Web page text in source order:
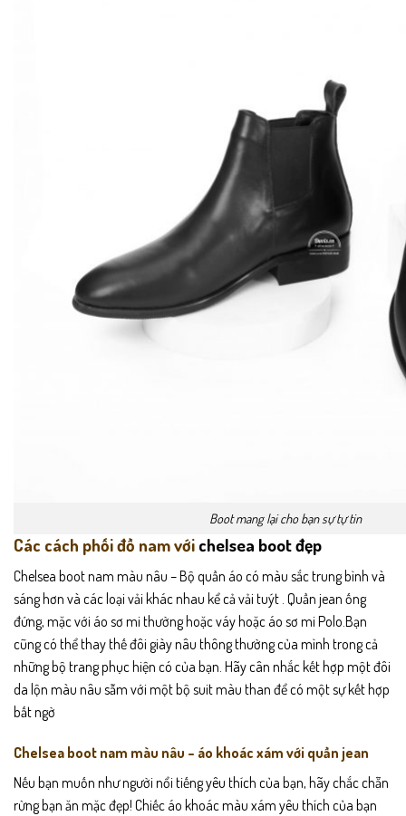
Boot mang lại cho bạn sự tự tin
Các cách phối đồ nam với chelsea boot đẹp
Chelsea boot nam màu nâu – Bộ quần áo có màu sắc trung bình và
sáng hơn và các loại vải khác nhau kể cả vải tuýt . Quần jean ống
đứng, mặc với áo sơ mi thường hoặc váy hoặc áo sơ mi Polo.Bạn
cũng có thể thay thế đôi giày nâu thông thường của mình trong cả
những bộ trang phục hiện có của bạn. Hãy cân nhắc kết hợp một đôi
da lộn màu nâu sẫm với một bộ suit màu than để có một sự kết hợp
bất ngờ
Chelsea boot nam màu nâu – áo khoác xám với quần jean
Nếu bạn muốn như người nổi tiếng yêu thích của bạn, hãy chắc chẵn
rừng bạn ăn mặc đẹp! Chiếc áo khoác màu xám yêu thích của bạn